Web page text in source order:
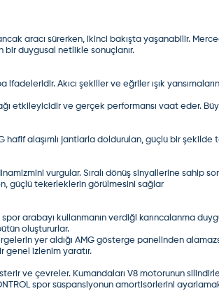
aracı sürerken, ikinci bakışta yaşanabilir.
bir duygusal netlikle sonuçlanır.
Akıcı şekiller ve eğriler ışık
etkileyicidir ve gerçek performansı vaat eder.
hafif alaşımlı jantlarla doldurulan, güçlü bir şekilde
vurgular. Sıralı dönüş sinyallerine sahip
güçlü tekerleklerin görülmesini sağlar
arabayı kullanmanın verdiği karıncalanma
oluştururlar.
yer aldığı AMG gösterge panelinden
genel izlenim yaratır.
ve çevreler. Kumandaları V8 motorunun
spor süspansiyonun amortisörlerini